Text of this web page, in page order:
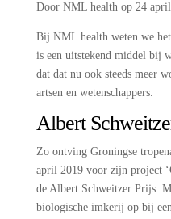
Door NML health op 24
Bij NML health weten we
is een uitstekend middel bij
dat dat nu ook steeds meer
artsen en wetenschappers.
Albert
Zo ontving Groningse
april 2019 voor zijn project
de Albert Schweitzer Prijs.
biologische imkerij op bij